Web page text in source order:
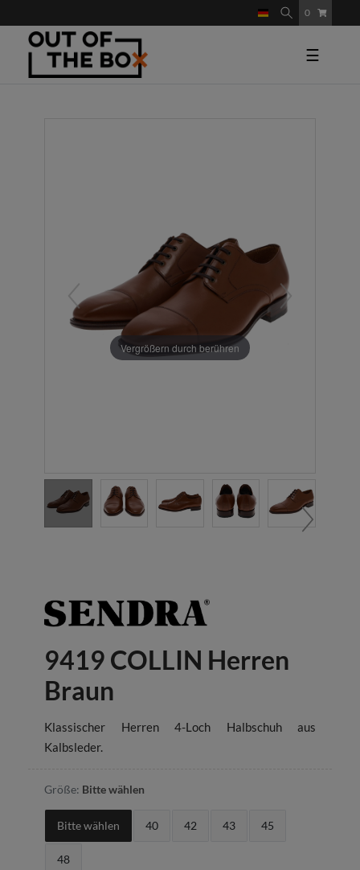
0
☰
Vergrößern durch berühren
9419 COLLIN Herren
Braun
Klassischer Herren 4-Loch Halbschuh aus
Kalbsleder.
Größe: Bitte wählen
Bitte wählen 40 42 43 45
48